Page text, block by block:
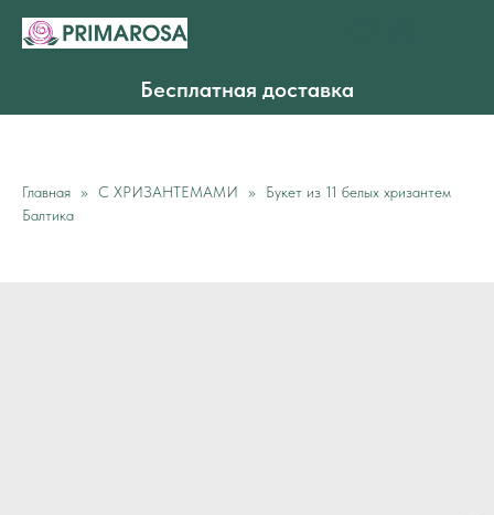
Бесплатная доставка
Главная С ХРИЗАНТЕМАМИ
Букет из 11 белых хризантем
Балтика